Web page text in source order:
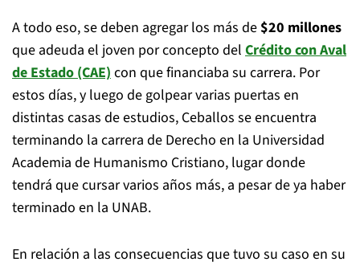
A todo eso, se deben agregar los más de$20 millones
que adeuda el joven por concepto del Crédito con Aval
de Estado (CAE)con que financiaba su carrera. Por
estos días, y luego de golpear varias puertas en
distintas casas de estudios, Ceballos se encuentra
terminando la carrera de Derecho en la Universidad
Academia de Humanismo Cristiano, lugar donde
tendrá que cursar varios años más, a pesar de ya haber
terminado en la UNAB.
En relación a las consecuencias que tuvo su caso en su